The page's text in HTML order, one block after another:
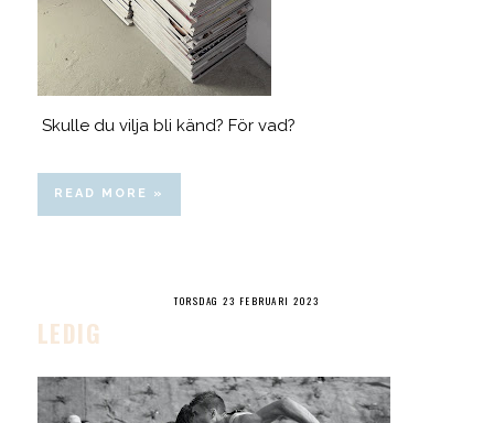
Skulle du vilja bli känd? För vad?
READ MORE »
TORSDAG 23 FEBRUARI 2023
LEDIG